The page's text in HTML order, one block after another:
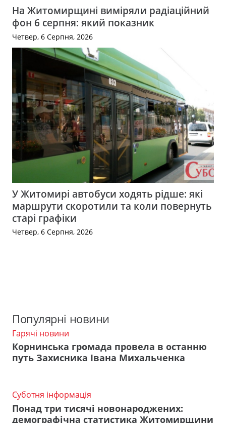
На Житомирщині виміряли радіаційний
фон 6 серпня: який показник
Четвер, 6 Серпня, 2026
У Житомирі автобуси ходять рідше: які
маршрути скоротили та коли повернуть
старі графіки
Четвер, 6 Серпня, 2026
Популярні новини
Гарячі новини
Корнинська громада провела в останню
путь Захисника Івана Михальченка
Суботня інформація
Понад три тисячі новонароджених:
демографічна статистика Житомирщини